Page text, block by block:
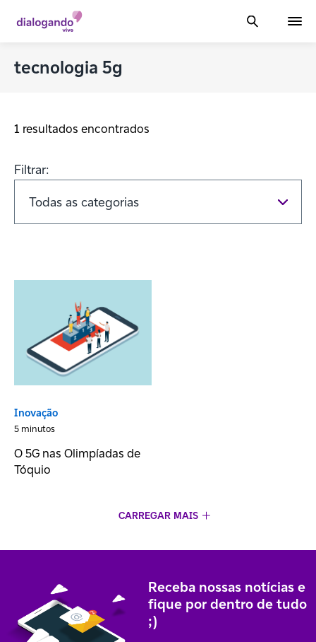
tecnologia 5g
1 resultados encontrados
Filtrar:
Inovação
5 minutos
O 5G nas Olimpíadas de
Tóquio
CARREGAR MAIS
Receba nossas notícias e
fique por dentro de tudo
;)